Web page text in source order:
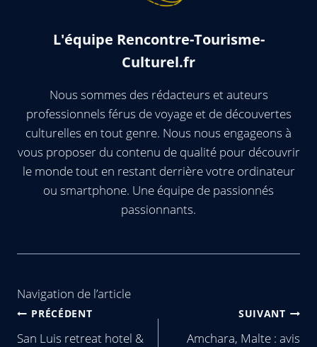
L'équipe Rencontre-Tourisme-
Culturel.fr
Nous sommes des rédacteurs et auteurs
professionnels férus de voyage et de découvertes
culturelles en tout genre. Nous nous engageons à
vous proposer du contenu de qualité pour découvrir
le monde tout en restant derrière votre ordinateur
ou smartphone. Une équipe de passionnés
passionnants.
Navigation de l’article
PRÉCÉDENT
San Luis retreat hotel &
SUIVANT
Amchara, Malte : avis